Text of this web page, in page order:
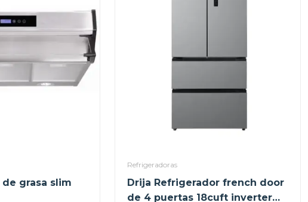
grasa slim
Refrigeradoras
Drija Refrigerador french door
de 4 puertas 18cuft inverter